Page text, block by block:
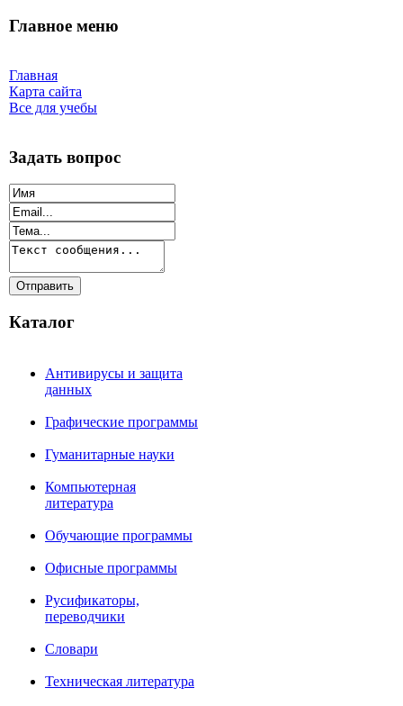
Главное меню
Главная
Карта сайта
Все для учебы
Задать вопрос
Каталог
Антивирусы и защита
данных
Графические программы
Гуманитарные науки
Компьютерная
литература
Обучающие программы
Офисные программы
Русификаторы,
переводчики
Словари
Техническая литература